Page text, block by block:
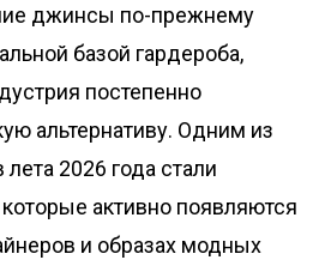
джинсы по-прежнему
базой гардероба,
постепенно
альтернативу. Одним из
2026 года стали
активно появляются
и образах модных